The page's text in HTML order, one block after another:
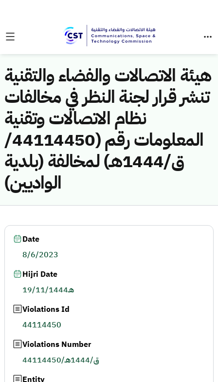
هيئة الاتصالات والفضاء والتقنية
تنشر قرار لجنة النظر في مخالفات
نظام الاتصالات وتقنية
المعلومات رقم (44114450/
ق/1444هـ) لمخالفة (بلدية
الواديين)
Date
8/6/2023
Hijri Date
19/11/1444هـ
Violations Id
44114450
Violations Number
44114450/ق/1444هـ
Entity